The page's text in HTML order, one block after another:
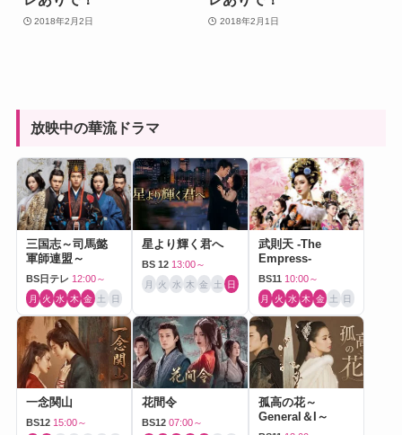
2018年2月2日 2018年2月1日
放映中の華流ドラマ
三国志～司馬懿
軍師連盟～
BS日テレ 12:00～
月 火 水 木 金 土 日
星より輝く君へ
BS 12 13:00～
月 火 水 木 金 土 日
武則天 -The
Empress-
BS11 10:00～
月 火 水 木 金 土 日
一念関山
BS12 15:00～
花間令
BS12 07:00～
孤高の花～
General＆I～